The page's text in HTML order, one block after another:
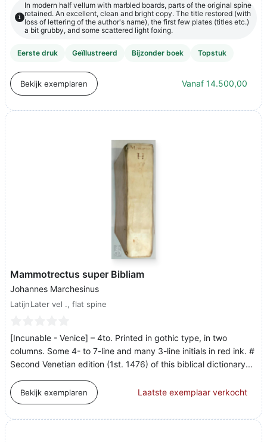
i
In modern half vellum with marbled boards, parts of the original spine
retained. An excellent, clean and bright copy. The title restored (with
loss of lettering of the author's name), the first few plates (titles etc.)
a bit grubby, and some scattered light foxing.
Eerste druk Geïllustreerd Bijzonder boek Topstuk
Vanaf 14.500,00
Bekijk exemplaren
Mammotrectus super Bibliam
Johannes Marchesinus
LatijnLater vel ., flat spine
[Incunable - Venice] – 4to. Printed in gothic type, in two
columns. Some 4- to 7-line and many 3-line initials in red ink. #
Second Venetian edition (1st. 1476) of this biblical dictionary...
Laatste exemplaar verkocht
Bekijk exemplaren